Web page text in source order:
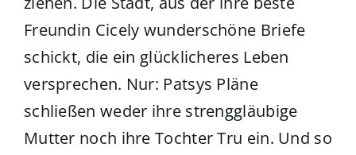
Freundin Cicely wunderschöne Briefe
schickt, die ein glücklicheres Leben
versprechen. Nur: Patsys Pläne
schließen weder ihre strenggläubige
Mutter noch ihre Tochter Tru ein. Und so